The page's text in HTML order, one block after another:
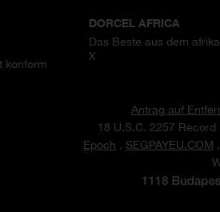
konform
DORCEL AFRICA
Das Beste aus dem
X
Antrag auf
18 U.S.C. 2257 Record
Epoch , SEGPAYEU.COM ,